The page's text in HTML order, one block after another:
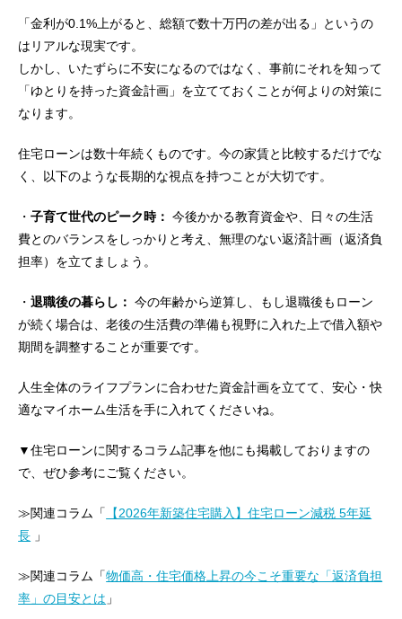
「金利が0.1%上がると、総額で数十万円の差が出る」というの
はリアルな現実です。
しかし、いたずらに不安になるのではなく、事前にそれを知って
「ゆとりを持った資金計画」を立てておくことが何よりの対策に
なります。
住宅ローンは数十年続くものです。今の家賃と比較するだけでな
く、以下のような長期的な視点を持つことが大切です。
・子育て世代のピーク時： 今後かかる教育資金や、日々の生活
費とのバランスをしっかりと考え、無理のない返済計画（返済負
担率）を立てましょう。
・退職後の暮らし： 今の年齢から逆算し、もし退職後もローン
が続く場合は、老後の生活費の準備も視野に入れた上で借入額や
期間を調整することが重要です。
人生全体のライフプランに合わせた資金計画を立てて、安心・快
適なマイホーム生活を手に入れてくださいね。
▼住宅ローンに関するコラム記事を他にも掲載しておりますの
で、ぜひ参考にご覧ください。
≫関連コラム「
【2026年新築住宅購入】住宅ローン減税 5年延
長 」
≫関連コラム「物価高・住宅価格上昇の今こそ重要な「返済負担
率」の目安とは 」